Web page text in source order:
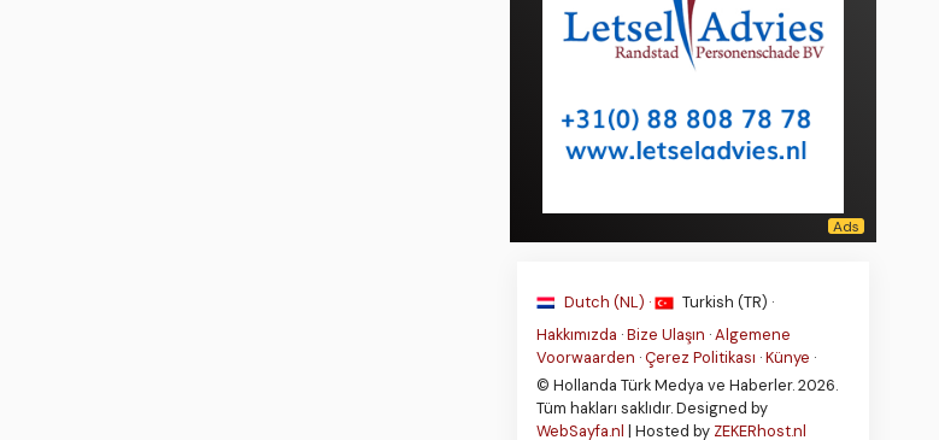
Dutch (NL) ·
Turkish (TR) ·
Hakkımızda ·Bize Ulaşın ·Algemene
Voorwaarden ·Çerez Politikası ·Künye ·
© Hollanda Türk Medya ve Haberler. 2026.
Tüm hakları saklıdır. Designed by
WebSayfa.nl | Hosted by ZEKERhost.nl